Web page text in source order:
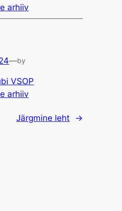
arhiiv
—by
VSOP
arhiiv
Järgmine leht →